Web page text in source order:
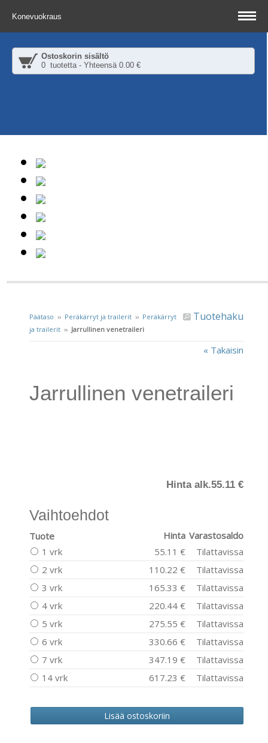
Konevuokraus
Ostoskorin sisältö
0 tuotetta - Yhteensä 0.00 €
Tuotehaku
Päätaso ›› Peräkärryt ja trailerit ›› Peräkärryt
ja trailerit ›› Jarrullinen venetraileri
« Takaisin
Jarrullinen venetraileri
Hinta alk.55.11 €
Vaihtoehdot
Tuote Hinta Varastosaldo
1 vrk
55.11 €
Tilattavissa
2 vrk
110.22 €
Tilattavissa
3 vrk
165.33 €
Tilattavissa
4 vrk
220.44 €
Tilattavissa
5 vrk
275.55 €
Tilattavissa
6 vrk
330.66 €
Tilattavissa
7 vrk
347.19 €
Tilattavissa
14 vrk
617.23 € Tilattavissa